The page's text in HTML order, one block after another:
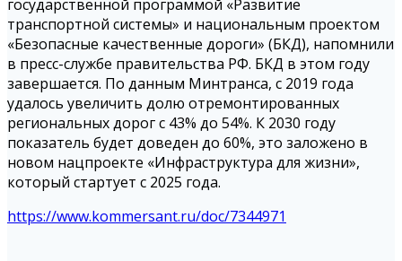
государственной программой «Развитие
транспортной системы» и национальным проектом
«Безопасные качественные дороги» (БКД), напомнили
в пресс-службе правительства РФ. БКД в этом году
завершается. По данным Минтранса, с 2019 года
удалось увеличить долю отремонтированных
региональных дорог с 43% до 54%. К 2030 году
показатель будет доведен до 60%, это заложено в
новом нацпроекте «Инфраструктура для жизни»,
который стартует с 2025 года.
https://www.kommersant.ru/doc/7344971